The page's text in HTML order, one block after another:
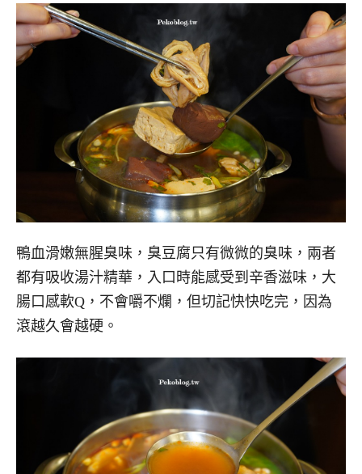
鴨血滑嫩無腥臭味，臭豆腐只有微微的臭味，兩者
都有吸收湯汁精華，入口時能感受到辛香滋味，大
腸口感軟Q，不會嚼不爛，但切記快快吃完，因為
滾越久會越硬。